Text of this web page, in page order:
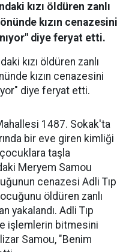
kızı öldüren zanlı
kızın cenazesini
diye feryat etti.
kızı öldüren zanlı
kızın cenazesini
diye feryat etti.
1487. Sokak'ta
bir eve giren kimliği
taşla
Meryem Samou
cenazesi Adli Tıp
öldüren zanlı
yakalandı. Adli Tıp
işlemlerin bitmesini
Samou, "Benim